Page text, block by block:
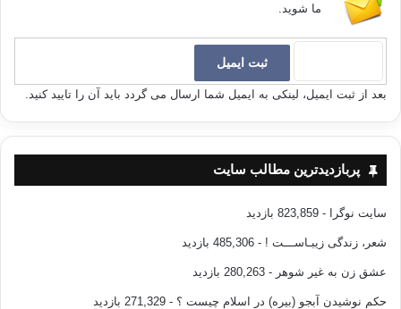
ما شوید.
بعد از ثبت ایمیل، لینکی به ایمیل شما ارسال می گردد باید آن را تایید کنید.
پربازدیدترین مطالب سایت
سایت نوگرا - 823,859 بازدید
شعر، زندگی زیبـاســـت ! - 485,306 بازدید
عشق زن به غیر شوهر - 280,263 بازدید
حکم نوشیدن آبجو (بیره) در اسلام چیست ؟ - 271,329 بازدید